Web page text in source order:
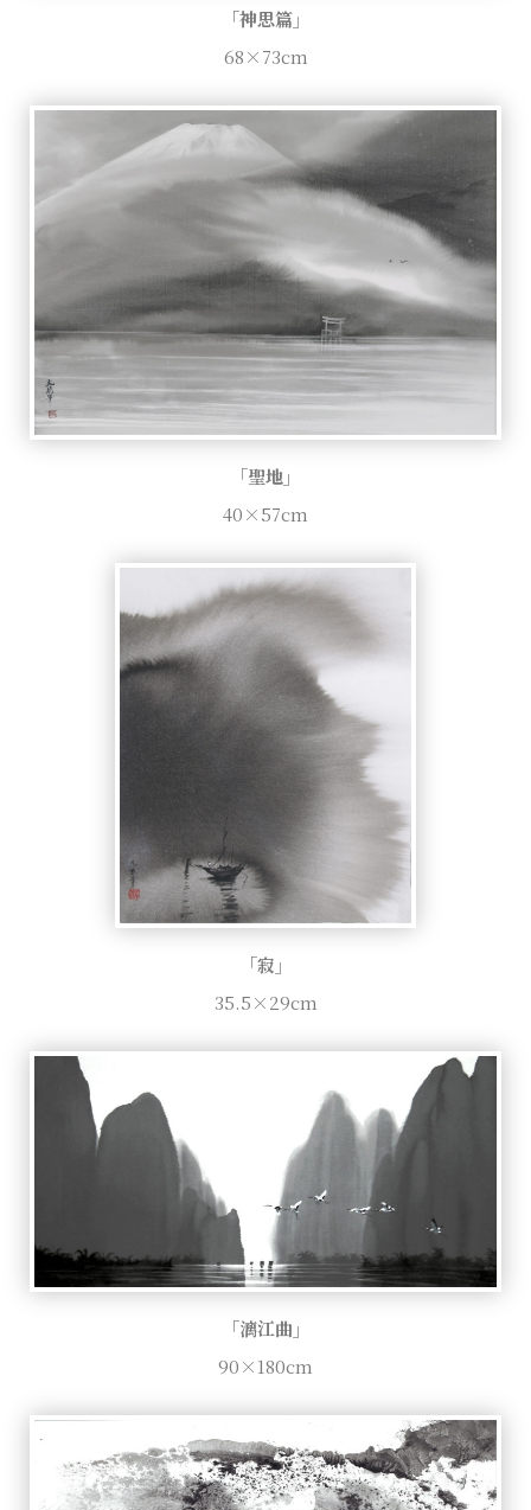
「神思篇」
68×73cm
「聖地」
40×57cm
「寂」
35.5×29cm
「漓江曲」
90×180cm